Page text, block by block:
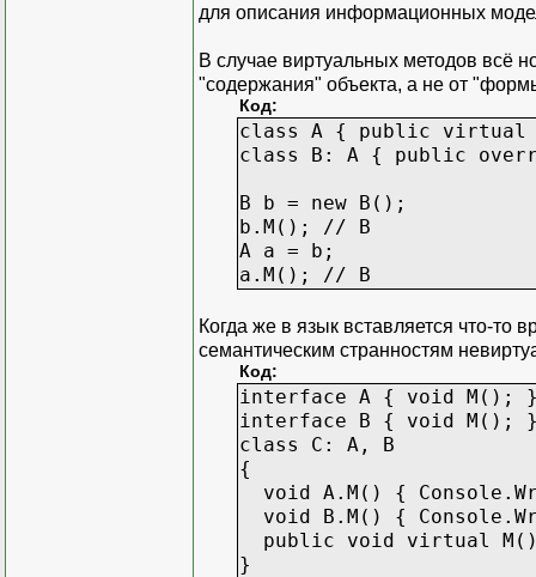
для описания информационных
В случае виртуальных методов всё
"содержания" объекта, а не от
Код:
class A { public virtual
class B: A { public
B b = new B();
b.M(); // B
A a = b;
a.M(); // B
Когда же в язык вставляется что-то
семантическим странностям
Код:
interface A { void M();
interface B { void M();
class C: A, B
{
void A.M() {
void B.M() {
public void virtual M()
}